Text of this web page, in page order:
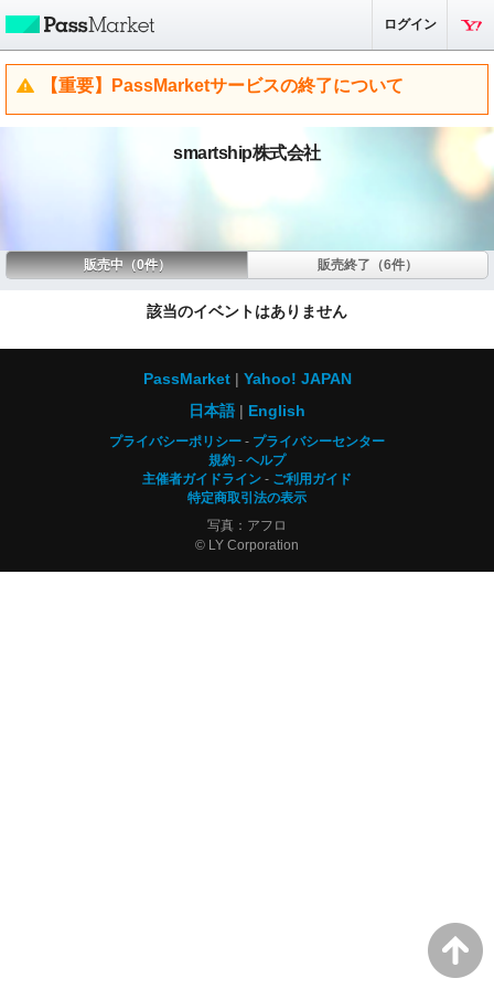
ログイン
【重要】PassMarketサービスの終了について
smartship株式会社
販売中（0件） 販売終了（6件）
該当のイベントはありません
PassMarket
Yahoo! JAPAN
日本語
English
プライバシーポリシー
プライバシーセンター
規約
ヘルプ
主催者ガイドライン
ご利用ガイド
特定商取引法の表示
写真：アフロ
© LY Corporation